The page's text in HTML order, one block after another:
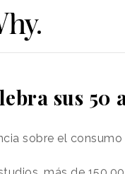
sus 50
sobre el